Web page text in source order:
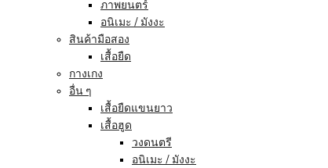
ภาพยนตร์
อนิเมะ / มังงะ
สินค้ามือสอง
เสื้อยืด
กางเกง
อื่น ๆ
เสื้อยืดแขนยาว
เสื้อฮูด
วงดนตรี
อนิเมะ / มังงะ